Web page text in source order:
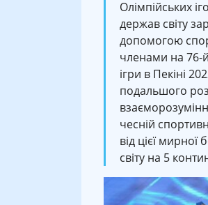
Олімпійських
держав світу
допомогою
членами на 76-й
ігри в Пекіні
подальшого
чесній
від цієї
світу на 5